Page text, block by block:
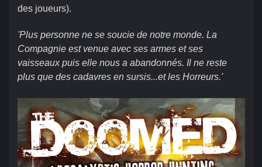
des joueurs).
'Plus personne ne se soucie de notre monde. La
Compagnie est venue avec ses armes et ses
vaisseaux puis elle nous a abandonnés. Il ne reste
plus que des cadavres en sursis...et les Horreurs.'